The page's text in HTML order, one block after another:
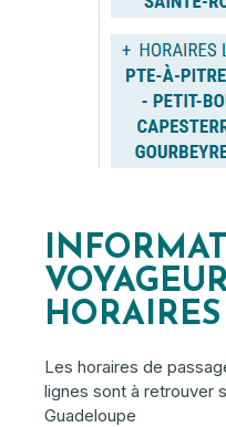
Les horaires de
lignes sont à retrouver
Guadeloupe